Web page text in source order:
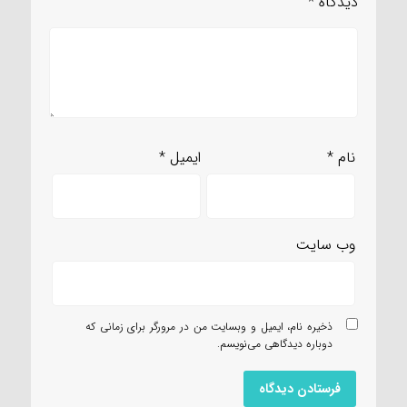
نام* ایمیل*
وب‌ سایت
ذخیره نام، ایمیل و وبسایت من در مرورگر برای زمانی که
دوباره دیدگاهی می‌نویسم.